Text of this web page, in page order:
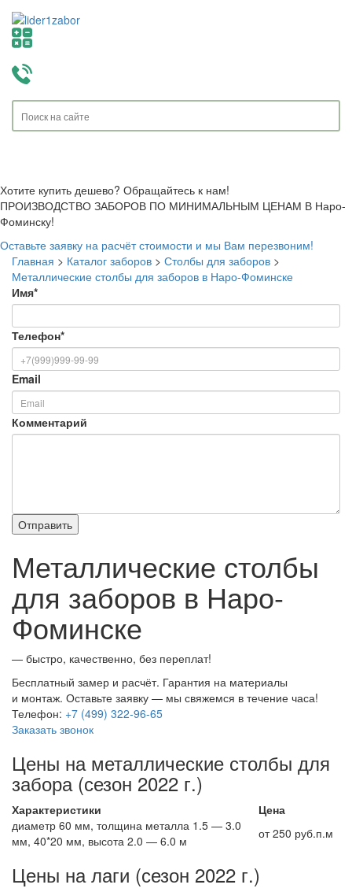
Хотите купить дешево? Обращайтесь к нам!
ПРОИЗВОДСТВО ЗАБОРОВ ПО МИНИМАЛЬНЫМ ЦЕНАМ В Наро-
Фоминску!
Оставьте заявку на расчёт стоимости и мы Вам перезвоним!
Главная > Каталог заборов > Столбы для заборов >
Металлические столбы для заборов в Наро-Фоминске
Имя*
Телефон*
Email
Комментарий
Металлические столбы
для заборов в Наро-
Фоминске
— быстро, качественно, без переплат!
Бесплатный замер и расчёт. Гарантия на материалы
и монтаж. Оставьте заявку — мы свяжемся в течение часа!
Телефон: +7 (499) 322-96-65
Заказать звонок
Цены на металлические столбы для
забора (сезон 2022 г.)
Характеристики
Цена
диаметр 60 мм, толщина металла 1.5 — 3.0
мм, 40*20 мм, высота 2.0 — 6.0 м
от 250 руб.п.м
Цены на лаги (сезон 2022 г.)